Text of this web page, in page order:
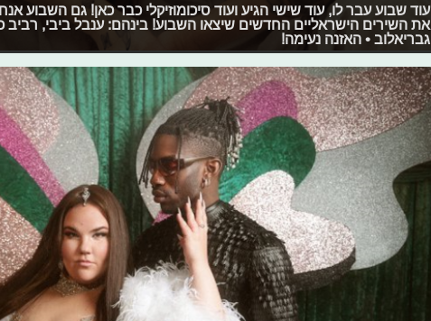
עוד שבוע עבר לו, עוד שישי הגיע ועוד סיכומוזיקלי כבר כאן! גם השבוע
את השירים הישראליים החדשים שיצאו השבוע! בינהם: ענבל ביבי, רביב
גבריאלוב • האזנה נעימה!